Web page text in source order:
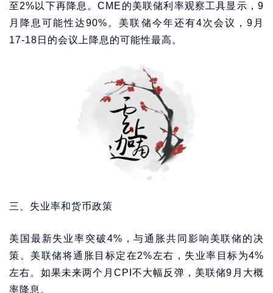
至2%以下再降息。CME的美联储利率观察工具显示，9
月降息可能性达90%。美联储今年还有4次会议，9月
17-18日的会议上降息的可能性最高。
三、失业率和货币政策
美国最新失业率突破4%，与通胀共同影响美联储的决
策。美联储将通胀目标定在2%左右，失业率目标为4%
左右。如果未来两个月CPI不大幅反弹，美联储9月大概
率降息。